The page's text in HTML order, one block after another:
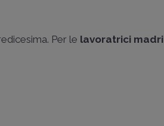
Per le lavoratrici madri